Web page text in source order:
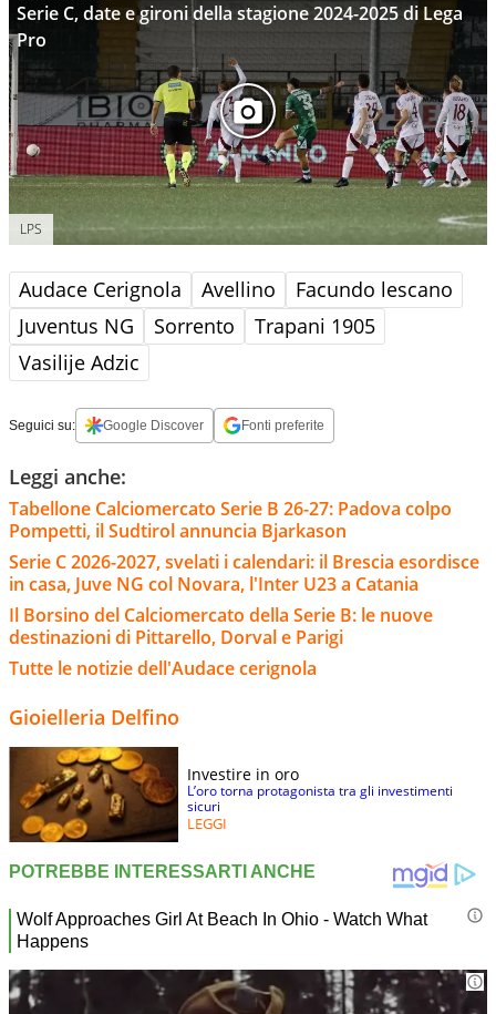
Serie C, date e gironi della stagione 2024-2025 di Lega
Pro
LPS
Audace Cerignola Avellino
Facundo lescano
Juventus NG
Sorrento
Trapani 1905
Vasilije Adzic
Seguici su: Google Discover Fonti preferite
Leggi anche:
Tabellone Calciomercato Serie B 26-27: Padova colpo
Pompetti, il Sudtirol annuncia Bjarkason
Serie C 2026-2027, svelati i calendari: il Brescia esordisce
in casa, Juve NG col Novara, l'Inter U23 a Catania
Il Borsino del Calciomercato della Serie B: le nuove
destinazioni di Pittarello, Dorval e Parigi
Tutte le notizie dell'Audace cerignola
Gioielleria Delfino
Investire in oro
L’oro torna protagonista tra gli investimenti
sicuri
LEGGI